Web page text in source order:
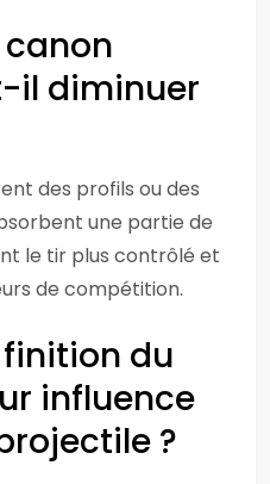
il diminuer
des profils ou des
une partie de
le tir plus contrôlé et
de compétition.
du
influence
?